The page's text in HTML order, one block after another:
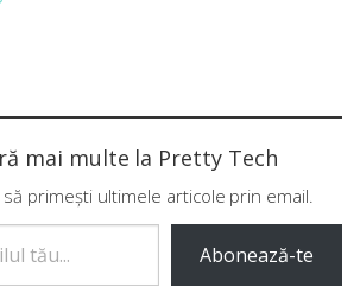
mai multe la Pretty Tech
primești ultimele articole prin email.
Abonează-te